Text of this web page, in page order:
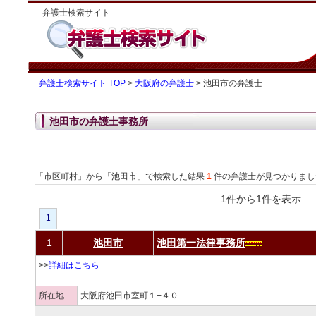
弁護士検索サイト
弁護士検索サイト TOP > 大阪府の弁護士 > 池田市の弁護士
池田市の弁護士事務所
「市区町村」から「池田市」で検索した結果 1 件の弁護士が見つかりま
1件から1件を表
1
1 池田市 池田第一法律事務所
>>詳細はこちら
所在地 大阪府池田市室町１−４０